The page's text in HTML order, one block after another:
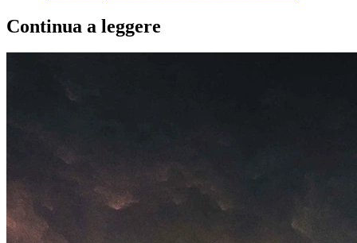
Continua a leggere